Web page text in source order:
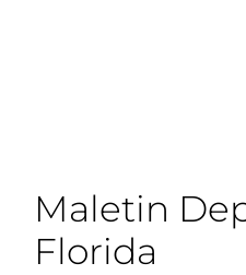
Maletin
Florida